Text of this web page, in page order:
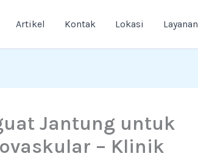
Artikel Kontak Lokasi Layanan
Jantung untuk
– Klinik